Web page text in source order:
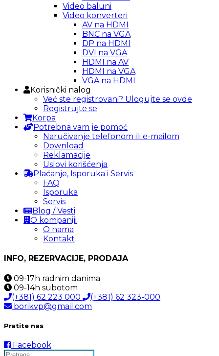
Video baluni
Video konverteri
AV na HDMI
BNC na VGA
DP na HDMI
DVI na VGA
HDMI na AV
HDMI na VGA
VGA na HDMI
Korisnički nalog
Već ste registrovani? Ulogujte se ovde
Registrujte se
Korpa
Potrebna vam je pomoć
Naručivanje telefonom ili e-mailom
Download
Reklamacije
Uslovi korišćenja
Plaćanje, Isporuka i Servis
FAQ
Isporuka
Servis
Blog / Vesti
O kompaniji
O nama
Kontakt
INFO, REZERVACIJE, PRODAJA
09-17h radnim danima
09-14h subotom
(+381) 62 223 000
(+381) 62 323-000
borikvp@gmail.com
Pratite nas
Facebook